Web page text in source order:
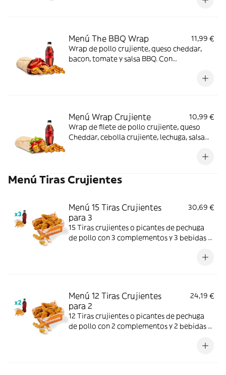
Menú The BBQ Wrap
11,99 €
Wrap de pollo crujiente, queso cheddar,
bacon, tomate y salsa BBQ. Con
Menú Wrap Crujiente
10,99 €
Wrap de filete de pollo crujiente, queso
Cheddar, cebolla crujiente, lechuga, salsa
Menú Tiras Crujientes
Menú 15 Tiras Crujientes
para 3
30,69 €
15 Tiras crujientes o picantes de pechuga
de pollo con 3 complementos y 3 bebidas a
Menú 12 Tiras Crujientes
para 2
24,19 €
12 Tiras crujientes o picantes de pechuga
de pollo con 2 complementos y 2 bebidas a